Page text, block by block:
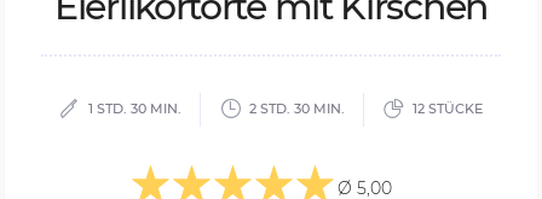
1 STD. 30 MIN. 2 STD. 30 MIN. 12 STÜCKE
Ø 5,00